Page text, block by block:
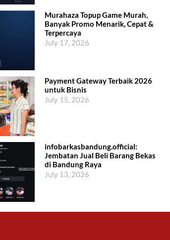
Murahaza Topup Game Murah,
Banyak Promo Menarik, Cepat &
Terpercaya
July 17, 2026
Payment Gateway Terbaik 2026
untuk Bisnis
July 15, 2026
infobarkasbandung.official:
Jembatan Jual Beli Barang Bekas
di Bandung Raya
July 13, 2026